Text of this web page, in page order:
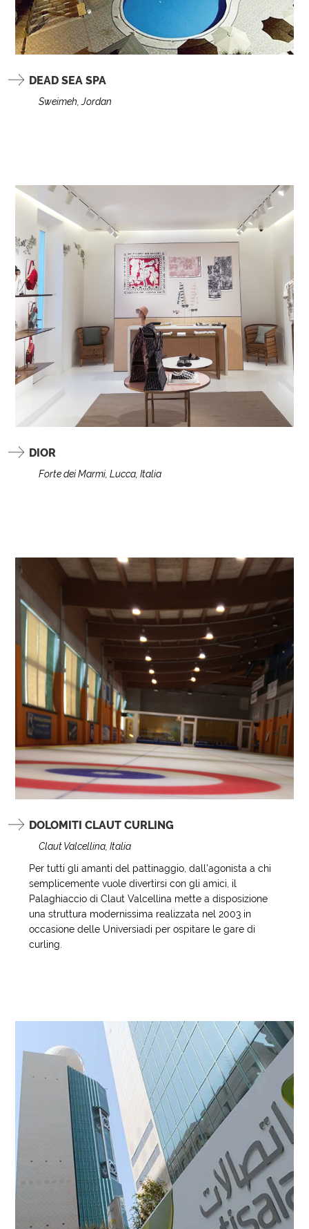
DEAD SEA SPA
Sweimeh, Jordan
DIOR
Forte dei Marmi, Lucca, Italia
DOLOMITI CLAUT CURLING
Claut Valcellina, Italia
Per tutti gli amanti del pattinaggio, dall'agonista a chi
semplicemente vuole divertirsi con gli amici, il
Palaghiaccio di Claut Valcellina mette a disposizione
una struttura modernissima realizzata nel 2003 in
occasione delle Universiadi per ospitare le gare di
curling.